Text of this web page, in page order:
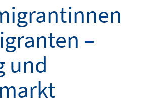
–
und